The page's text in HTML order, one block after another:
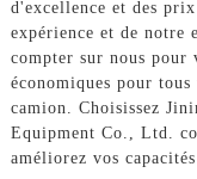
d'excellence et des
expérience et de notre
compter sur nous
économiques pour
camion. Choisissez
Equipment Co., Ltd.
améliorez vos